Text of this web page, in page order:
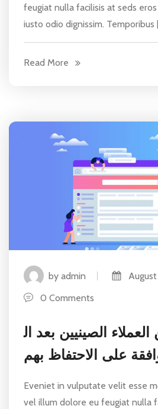
feugiat nulla facilisis at seds
iusto odio dignissim. Temporibus
Read More
by admin
0 Comments
الصينيين بعد ال
Eveniet in vulputate velit esse
vel illum dolore eu feugiat nulla